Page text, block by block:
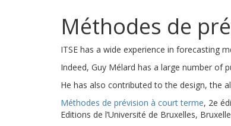
Méthodes de
ITSE has a wide experience in forecasting
Indeed, Guy Mélard has a large number of
He has also contributed to the design, the
Méthodes de prévision à court terme, 2e
Editions de l’Université de Bruxelles,